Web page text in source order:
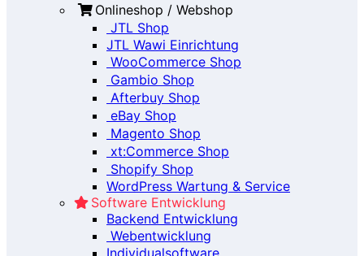
Onlineshop / Webshop
JTL Shop
JTL Wawi Einrichtung
WooCommerce Shop
Gambio Shop
Afterbuy Shop
eBay Shop
Magento Shop
xt:Commerce Shop
Shopify Shop
WordPress Wartung & Service
Software Entwicklung
Backend Entwicklung
Webentwicklung
Individualsoftware